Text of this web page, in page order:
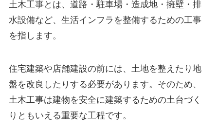
土木工事とは、道路・駐車場・造成地・擁壁・排
水設備など、生活インフラを整備するための工事
を指します。
住宅建築や店舗建設の前には、土地を整えたり地
盤を改良したりする必要があります。そのため、
土木工事は建物を安全に建築するための土台づく
りともいえる重要な工程です。